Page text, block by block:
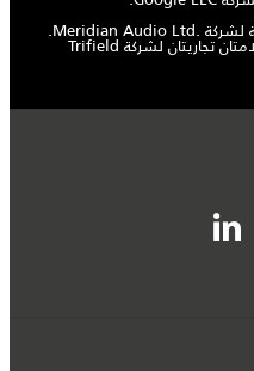
إن Meridian هي علامة تجارية مسجلة لشركة Meridian Audio Ltd.‎.
إن ‏Trifield وجهاز three fields هما علامتان تجاريتان لشركة Trifield